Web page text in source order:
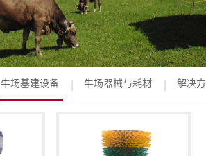
牛场基建设备 牛场器械与耗材 解决